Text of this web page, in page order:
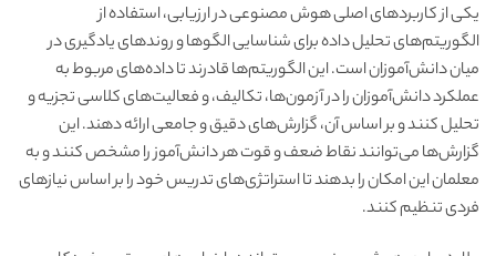
یکی از کاربردهای اصلی هوش مصنوعی در ارزیابی، استفاده از
الگوریتم‌های تحلیل داده برای شناسایی الگوها و روندهای یادگیری در
میان دانش‌آموزان است. این الگوریتم‌ها قادرند تا داده‌های مربوط به
عملکرد دانش‌آموزان را در آزمون‌ها، تکالیف، و فعالیت‌های کلاسی تجزیه و
تحلیل کنند و بر اساس آن، گزارش‌های دقیق و جامعی ارائه دهند. این
گزارش‌ها می‌توانند نقاط ضعف و قوت هر دانش‌آموز را مشخص کنند و به
معلمان این امکان را بدهند تا استراتژی‌های تدریس خود را بر اساس نیازهای
فردی تنظیم کنند.